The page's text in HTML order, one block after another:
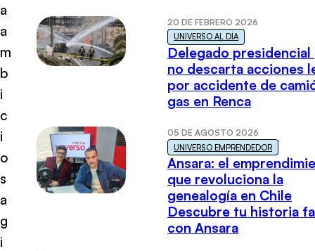
a
a
m
b
i
c
i
o
s
a
g
i
20 DE FEBRERO 2026
UNIVERSO AL DÍA
Delegado presidencial
no descarta acciones
por accidente de
gas en Renca
05 DE AGOSTO 2026
UNIVERSO EMPRENDEDOR
Ansara: el
que revoluciona la
genealogía en Chile
Descubre tu historia
con Ansara